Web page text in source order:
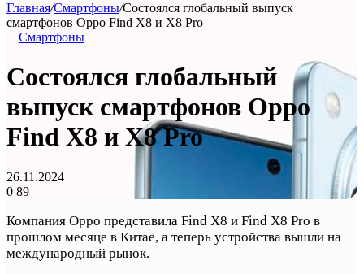
Главная/Смартфоны/Состоялся глобальный выпуск
смартфонов Oppo Find X8 и X8 Pro
Смартфоны
Состоялся глобальный
выпуск смартфонов Oppo
Find X8 и X8 Pro
26.11.2024
0 89
Компания Oppo представила Find X8 и Find X8 Pro в
прошлом месяце в Китае, а теперь устройства вышли на
международный рынок.